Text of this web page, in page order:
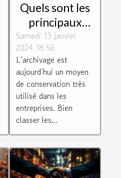
Quels sont les
principaux
paramètres à
prendre en
compte pour
bien classer les
archives ?
Samedi 13 janvier
2024 18:56
L’archivage est
aujourd’hui un moyen
de conservation très
utilisé dans les
entreprises. Bien
classer les...